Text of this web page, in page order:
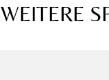
WEITERE